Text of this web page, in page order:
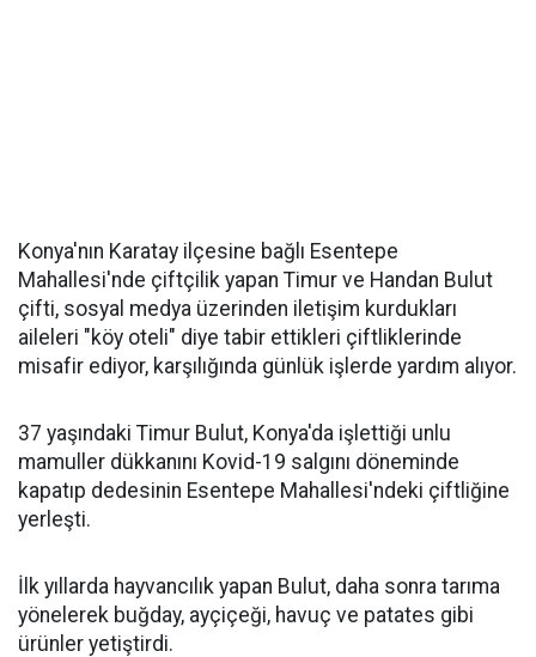
Konya'nın Karatay ilçesine bağlı Esentepe
Mahallesi'nde çiftçilik yapan Timur ve Handan Bulut
çifti, sosyal medya üzerinden iletişim kurdukları
aileleri "köy oteli" diye tabir ettikleri çiftliklerinde
misafir ediyor, karşılığında günlük işlerde yardım alıyor.
37 yaşındaki Timur Bulut, Konya'da işlettiği unlu
mamuller dükkanını Kovid-19 salgını döneminde
kapatıp dedesinin Esentepe Mahallesi'ndeki çiftliğine
yerleşti.
İlk yıllarda hayvancılık yapan Bulut, daha sonra tarıma
yönelerek buğday, ayçiçeği, havuç ve patates gibi
ürünler yetiştirdi.